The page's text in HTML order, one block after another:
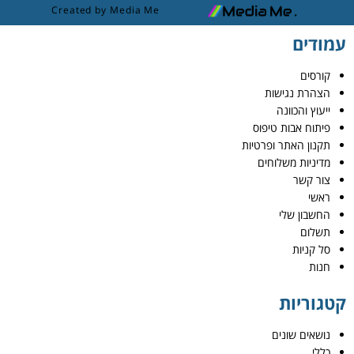
Created by Media Me
עמודים
קורסים
הצהרת נגישות
ייעוץ והכוונה
פיתוח אבות טיפוס
תקנון האתר ופרטיות
מדיניות משלוחים
צור קשר
ראשי
החשבון שלי
תשלום
סל קניות
חנות
קטגוריות
נושאים שונים